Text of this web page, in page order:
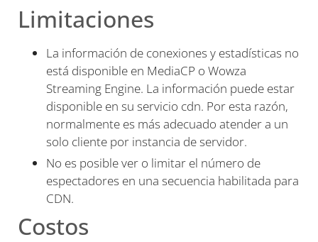
Limitaciones
La información de conexiones y estadísticas no
está disponible en MediaCP o Wowza
Streaming Engine. La información puede estar
disponible en su servicio cdn. Por esta razón,
normalmente es más adecuado atender a un
solo cliente por instancia de servidor.
No es posible ver o limitar el número de
espectadores en una secuencia habilitada para
CDN.
Costos